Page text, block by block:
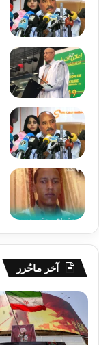
آخر ماحُرر